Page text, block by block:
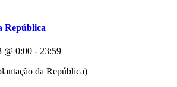
República
@ 0:00 - 23:59
da República)